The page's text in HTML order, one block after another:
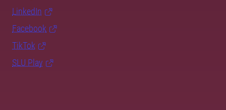
LinkedIn
Facebook
TikTok
SLU Play